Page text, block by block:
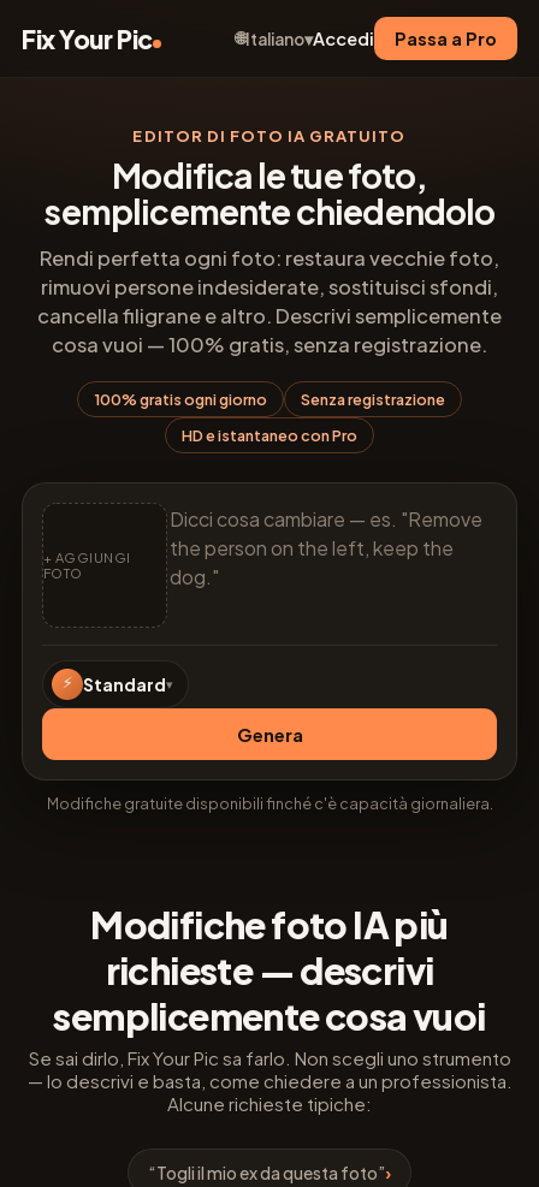
Fix Your Pic 🌐Italiano▾Accedi Passa a Pro
EDITOR DI FOTO IA GRATUITO
Modifica le tue foto,
semplicemente chiedendolo
Rendi perfetta ogni foto: restaura vecchie foto,
rimuovi persone indesiderate, sostituisci sfondi,
cancella filigrane e altro. Descrivi semplicemente
cosa vuoi — 100% gratis, senza registrazione.
100% gratis ogni giorno
Senza registrazione
HD e istantaneo con Pro
+ AGGIUNGI
FOTO
⚡ Standard▾
Genera
Modifiche gratuite disponibili finché c'è capacità giornaliera.
Modifiche foto IA più
richieste — descrivi
semplicemente cosa vuoi
Se sai dirlo, Fix Your Pic sa farlo. Non scegli uno strumento
— lo descrivi e basta, come chiedere a un professionista.
Alcune richieste tipiche:
“Togli il mio ex da questa foto”›